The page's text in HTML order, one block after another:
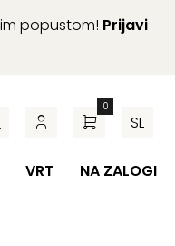
popustom! Prijavi
0
SL
VRT NA ZALOGI